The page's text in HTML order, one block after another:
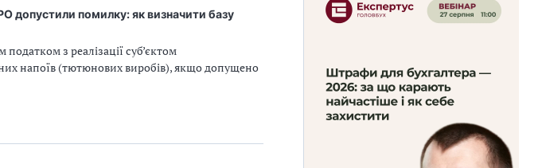
допустили помилку: як визначити базу
з реалізації суб’єктом
напоїв (тютюнових виробів), якщо допущено